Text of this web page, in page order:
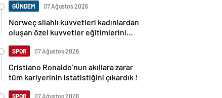
GÜNDEM 07 Ağustos 2026
Norweç silahlı kuvvetleri kadınlardan
oluşan özel kuvvetler eğitimlerini
SPOR 07 Ağustos 2026
Cristiano Ronaldo’nun akıllara zarar
tüm kariyerinin istatistiğini çıkardık !
SPOR 07 Ağustos 2026